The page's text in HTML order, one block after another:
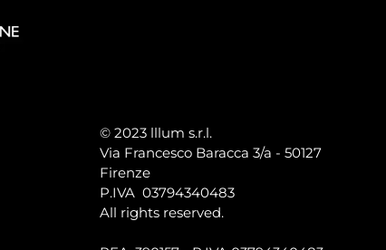
© 2023 lllum s.r.l.
Via Francesco Baracca 3/a - 50127
Firenze
P.IVA 03794340483
All rights reserved.